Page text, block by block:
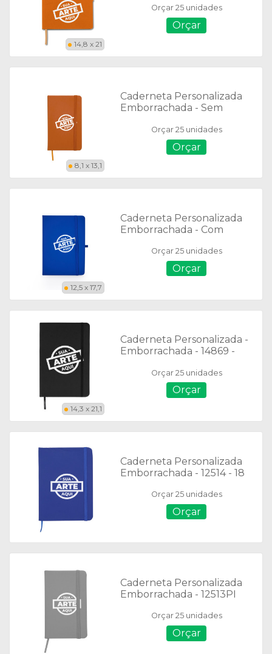
14,8 x 21
Orçar 25 unidades
Orçar
8,1 x 13,1
Caderneta Personalizada
Emborrachada - Sem
Orçar 25 unidades
Orçar
12,5 x 17,7
Caderneta Personalizada
Emborrachada - Com
Orçar 25 unidades
Orçar
14,3 x 21,1
Caderneta Personalizada -
Emborrachada - 14869 -
PautadasOrçar 25 unidades
Orçar
Caderneta Personalizada
Emborrachada - 12514 - 18
Orçar 25 unidades
Orçar
Caderneta Personalizada
Emborrachada - 12513PI
Orçar 25 unidades
Orçar